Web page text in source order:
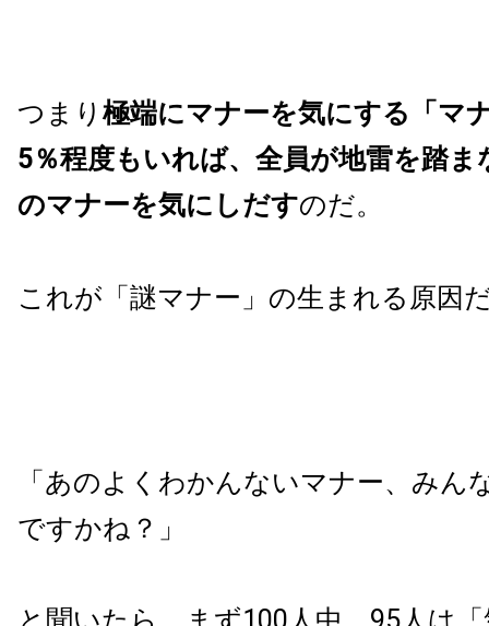
つまり 極端にマナーを気にする「マ
5％程度もいれば、全員が地雷を踏
のマナーを気にしだすのだ。
これが「謎マナー」の生まれる原因
「あのよくわかんないマナー、みん
ですかね？」